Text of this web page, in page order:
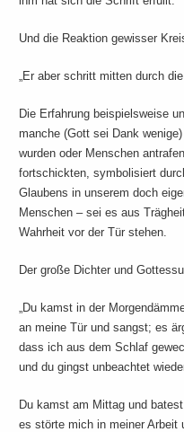
Und die Reaktion gewisser
„Er aber schritt mitten durch
Die Erfahrung beispielsweise
manche (Gott sei Dank
wurden oder Menschen
fortschickten, symbolisiert
Glaubens in unserem doch
Menschen – sei es aus
Wahrheit vor der Tür stehen.
Der große Dichter und
„Du kamst in der
an meine Tür und sangst; es
dass ich aus dem Schlaf
und du gingst unbeachtet
Du kamst am Mittag und
es störte mich in meiner Arbeit